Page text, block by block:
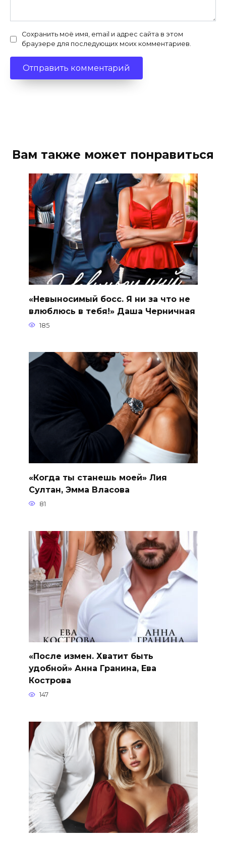
Сохранить моё имя, email и адрес сайта в этом
браузере для последующих моих комментариев.
Вам также может понравиться
«Невыносимый босс. Я ни за что не
влюблюсь в тебя!» Даша Черничная
185
«Когда ты станешь моей» Лия
Султан, Эмма Власова
81
«После измен. Хватит быть
удобной» Анна Гранина, Ева
Кострова
147